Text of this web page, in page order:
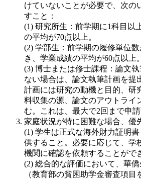
けていないことが必要で、次の
すこと：
(1) 研究所生：前学期に1科目以
の平均が70点以上。
(2) 学部生：前学期の履修単位
き、学業成績の平均が60点以上。
(3) 博士または修士課程：論文
ない場合は、論文執筆計画を提
計画には研究の動機と目的、研
料収集の源、論文のアウトライ
む。
これは、最大で2回まで申請
家庭状況が特に困難な場合、優
(1) 学生は正式な海外財力証明
供すること。必要に応じて、学
機関に確認を依頼することがで
(2) 総合的な評価において、華
（教育部の貧困助学金審査項目